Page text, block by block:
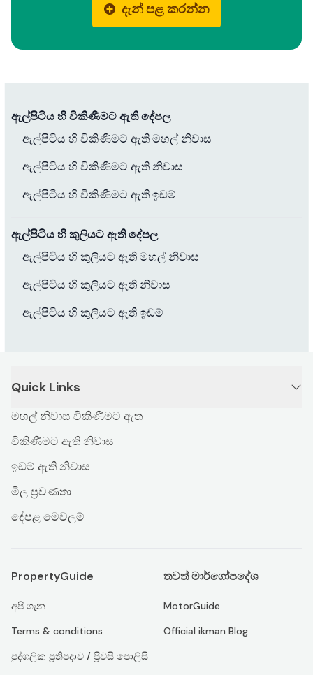
දැන් පළ කරන්න
ඇල්පිටිය හි විකිණීමට ඇති දේපල
ඇල්පිටිය හි විකිණීමට ඇති මහල් නිවාස
ඇල්පිටිය හි විකිණීමට ඇති නිවාස
ඇල්පිටිය හි විකිණීමට ඇති ඉඩම්
ඇල්පිටිය හි කුලියට ඇති දේපල
ඇල්පිටිය හි කුලියට ඇති මහල් නිවාස
ඇල්පිටිය හි කුලියට ඇති නිවාස
ඇල්පිටිය හි කුලියට ඇති ඉඩම්
Quick Links
මහල් නිවාස විකිණීමට ඇත
විකිණීමට ඇති නිවාස
ඉඩම් ඇති නිවාස
මිල ප්‍රවණතා
දේපළ මෙවලම්
PropertyGuide
අපි ගැන
Terms & conditions
පුද්ගලික ප්‍රතිපදාව / ප්‍රිවසි පොලිසි
තවත් මාර්ගෝපදේශ
MotorGuide
Official ikman Blog